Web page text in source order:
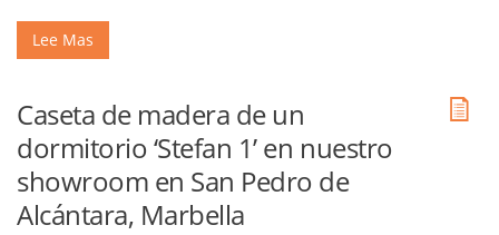
Lee Mas
Caseta de madera de un
dormitorio ‘Stefan 1’ en nuestro
showroom en San Pedro de
Alcántara, Marbella